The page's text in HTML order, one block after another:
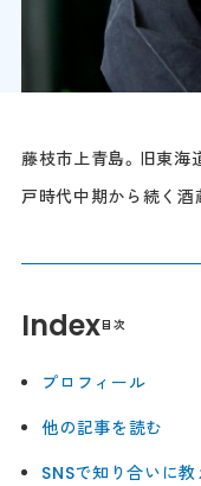
藤枝市上青島。旧東海
戸時代中期から続く酒
Index 目次
プロフィール
他の記事を読む
SNSで知り合いに教